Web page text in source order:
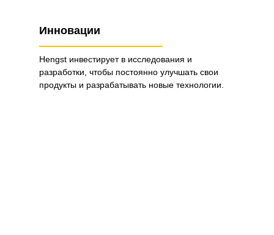
Инновации
Hengst инвестирует в исследования и
разработки, чтобы постоянно улучшать свои
продукты и разрабатывать новые технологии.